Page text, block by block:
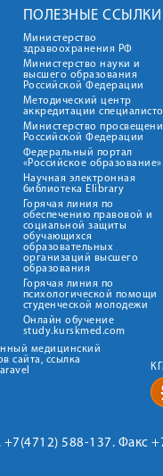
ПОЛЕЗНЫЕ ССЫЛКИ
Министерство
здравоохранения РФ
Министерство науки и
высшего образования
Российской Федерации
Методический центр
аккредитации
Министерство
Российской Федерации
Федеральный портал
«Российское образование»
Научная электронная
библиотека Elibrary
Горячая линия по
обеспечению правовой и
социальной защиты
обучающихся
образовательных
организаций высшего
образования
Горячая линия по
психологической помощи
студенческой молодежи
Онлайн обучение
study.kurskmed.com
медицинский
сайта, ссылка
+7(4712) 588-137. Факс